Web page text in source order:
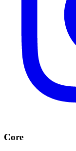
Core